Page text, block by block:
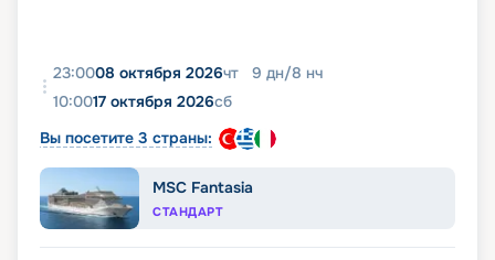
23:0008 октября 2026чт 9 дн/8 нч
10:0017 октября 2026сб
Вы посетите 3 страны:
MSC Fantasia
СТАНДАРТ